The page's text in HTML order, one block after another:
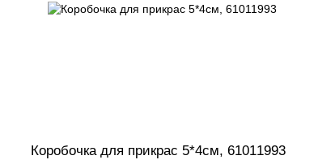
Коробочка для прикрас 5*4см, 61011993